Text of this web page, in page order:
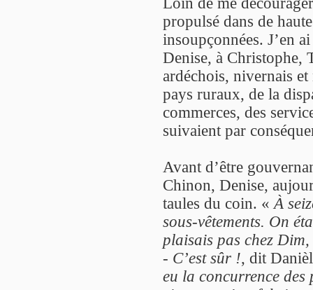
propulsé dans de
insoupçonnées. J’en
Denise, à Christophe,
ardéchois, nivernais
pays ruraux, de la
commerces, des
suivaient par
Avant d’être
Chinon, Denise,
taules du coin. « À
sous-vêtements. On
plaisais pas chez
- C’est sûr !, dit
eu la concurrence des